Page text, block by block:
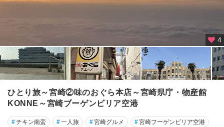
4
ひとり旅～宮崎②味のおぐら本店～宮崎県庁・物産館
KONNE～宮崎ブーゲンビリア空港
#チキン南蛮 #一人旅 #宮崎グルメ #宮崎フーゲンビリア空港